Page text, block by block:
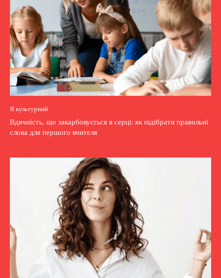
Я культурний
Вдячність, що закарбовується в серці: як підібрати правильні
слова для першого вчителя